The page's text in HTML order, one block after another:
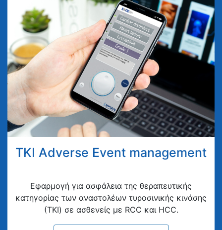
TKI Adverse Event management
Eφαρμογή για ασφάλεια της θεραπευτικής
κατηγορίας των αναστολέων τυροσινικής κινάσης
(ΤΚΙ) σε ασθενείς με RCC και HCC.